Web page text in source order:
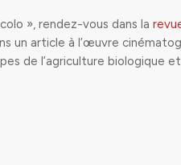
», rendez-vous dans la
un article à l’œuvre
de l’agriculture biologique